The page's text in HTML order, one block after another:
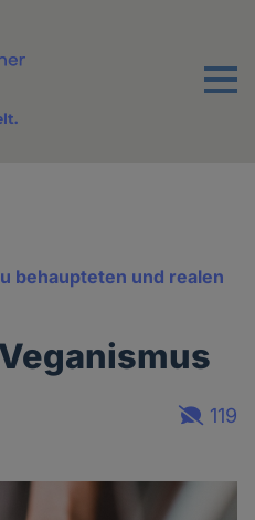
Menu
behaupteten und realen
119